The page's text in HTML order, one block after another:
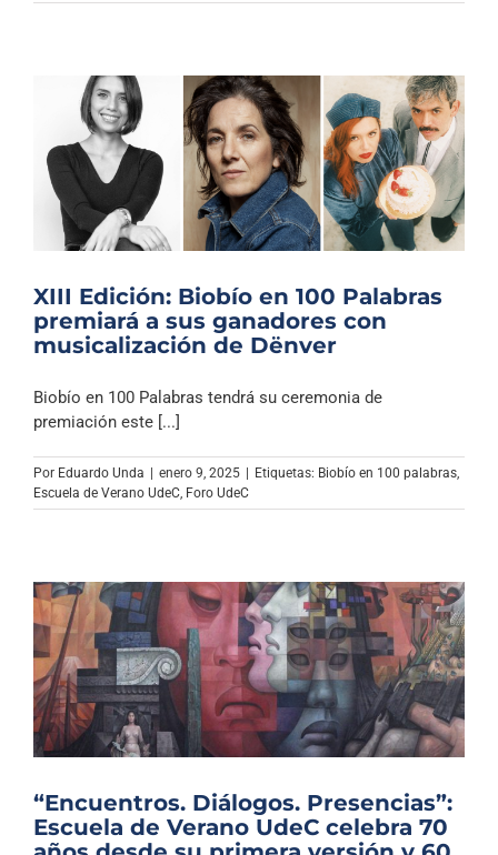
XIII Edición: Biobío en 100 Palabras
premiará a sus ganadores con
musicalización de Dënver
Biobío en 100 Palabras tendrá su ceremonia de
premiación este [...]
Por Eduardo Unda enero 9, 2025 Etiquetas: Biobío en 100 palabras,
Escuela de Verano UdeC, Foro UdeC
“Encuentros. Diálogos. Presencias”:
Escuela de Verano UdeC celebra 70